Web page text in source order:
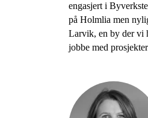
engasjert i
på Holmlia men
Larvik, en by der vi
jobbe med